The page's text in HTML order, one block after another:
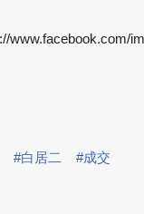
#白居二 #成交